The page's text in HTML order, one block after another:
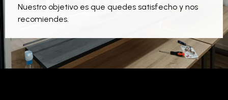
Nuestro objetivo es que quedes satisfecho y nos
recomiendes.